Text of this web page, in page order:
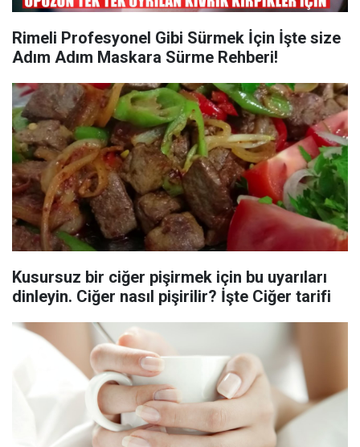
Rimeli Profesyonel Gibi Sürmek İçin İşte size
Adım Adım Maskara Sürme Rehberi!
Kusursuz bir ciğer pişirmek için bu uyarıları
dinleyin. Ciğer nasıl pişirilir? İşte Ciğer tarifi